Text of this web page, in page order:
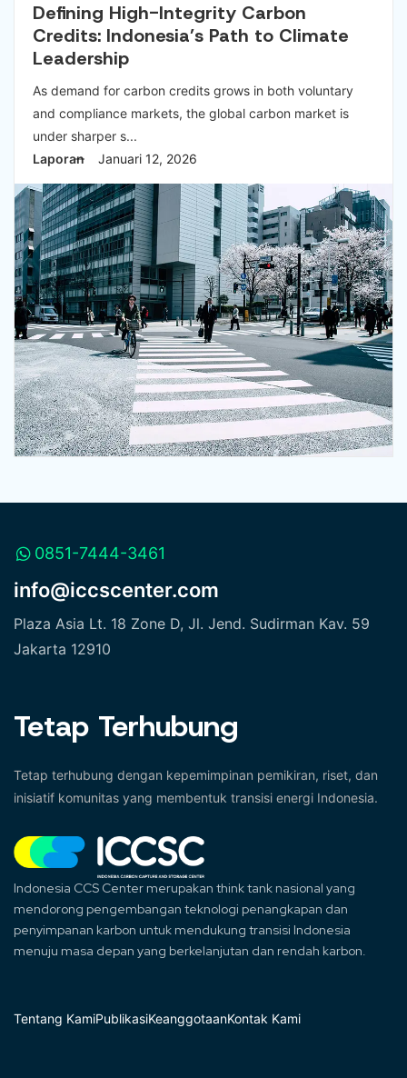
Defining High-Integrity Carbon
Credits: Indonesia’s Path to Climate
Leadership
As demand for carbon credits grows in both voluntary
and compliance markets, the global carbon market is
under sharper s...
Laporan
Januari 12, 2026
0851-7444-3461
info@iccscenter.com
Plaza Asia Lt. 18 Zone D, Jl. Jend. Sudirman Kav. 59
Jakarta 12910
Tetap Terhubung
Tetap terhubung dengan kepemimpinan pemikiran, riset, dan
inisiatif komunitas yang membentuk transisi energi Indonesia.
Indonesia CCS Center merupakan think tank nasional yang
mendorong pengembangan teknologi penangkapan dan
penyimpanan karbon untuk mendukung transisi Indonesia
menuju masa depan yang berkelanjutan dan rendah karbon.
Tentang KamiPublikasiKeanggotaanKontak Kami